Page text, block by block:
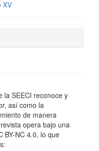
XV
la SEECI reconoce y
así como la
de manera
opera bajo una
BY-NC 4.0, lo que